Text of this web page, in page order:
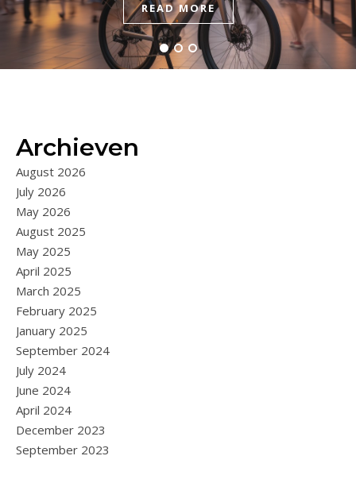
READ MORE
READ MORE
READ MORE
Archieven
August 2026
July 2026
May 2026
August 2025
May 2025
April 2025
March 2025
February 2025
January 2025
September 2024
July 2024
June 2024
April 2024
December 2023
September 2023